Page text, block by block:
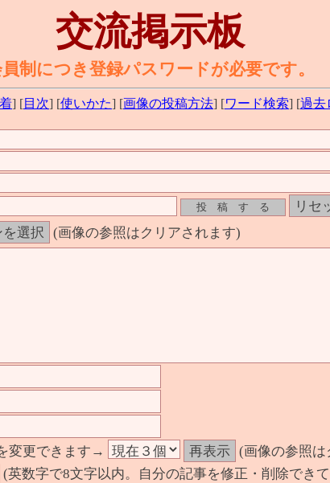
交流掲示板
制につき登録パスワードが必要です。
] [目次] [使いかた] [画像の投稿方法] [ワード検索] [過去
(画像の参照はクリアされます)
変更できます→
(画像の参照は
(英数字で8文字以内。自分の記事を修正・削除でき